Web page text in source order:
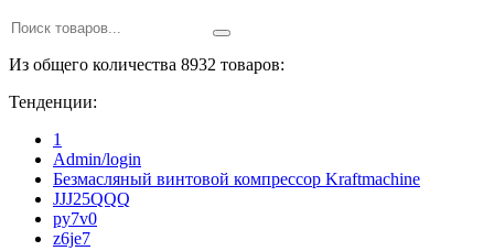
Из общего количества 8932 товаров:
Тенденции:
1
Admin/login
Безмасляный винтовой компрессор Kraftmaсhine
JJJ25QQQ
py7v0
z6je7